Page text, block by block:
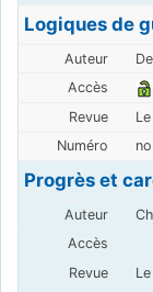
Logiques de
Progrès et